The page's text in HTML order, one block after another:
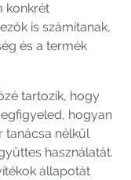
konkrét
is számítanak,
és a termék
tartozik, hogy
hogyan
tanácsa nélkül
használatát.
állapotát